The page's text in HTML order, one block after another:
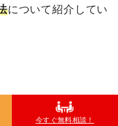
について紹介してい
今すぐ無料相談！